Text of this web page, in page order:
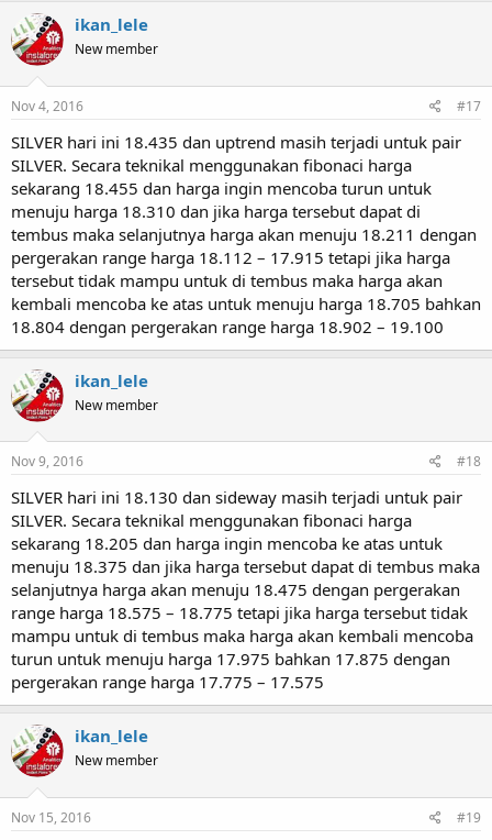
ikan_lele
New member
Nov 4, 2016 #17
SILVER hari ini 18.435 dan uptrend masih terjadi untuk pair
SILVER. Secara teknikal menggunakan fibonaci harga
sekarang 18.455 dan harga ingin mencoba turun untuk
menuju harga 18.310 dan jika harga tersebut dapat di
tembus maka selanjutnya harga akan menuju 18.211 dengan
pergerakan range harga 18.112 – 17.915 tetapi jika harga
tersebut tidak mampu untuk di tembus maka harga akan
kembali mencoba ke atas untuk menuju harga 18.705 bahkan
18.804 dengan pergerakan range harga 18.902 – 19.100
ikan_lele
New member
Nov 9, 2016 #18
SILVER hari ini 18.130 dan sideway masih terjadi untuk pair
SILVER. Secara teknikal menggunakan fibonaci harga
sekarang 18.205 dan harga ingin mencoba ke atas untuk
menuju 18.375 dan jika harga tersebut dapat di tembus maka
selanjutnya harga akan menuju 18.475 dengan pergerakan
range harga 18.575 – 18.775 tetapi jika harga tersebut tidak
mampu untuk di tembus maka harga akan kembali mencoba
turun untuk menuju harga 17.975 bahkan 17.875 dengan
pergerakan range harga 17.775 – 17.575
ikan_lele
New member
Nov 15, 2016 #19